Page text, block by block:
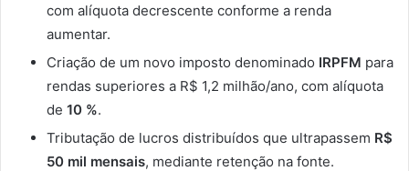
com alíquota decrescente conforme a renda
aumentar.
Criação de um novo imposto denominado IRPFM para
rendas superiores a R$ 1,2 milhão/ano, com alíquota
de 10 %.
Tributação de lucros distribuídos que ultrapassem R$
50 mil mensais, mediante retenção na fonte.